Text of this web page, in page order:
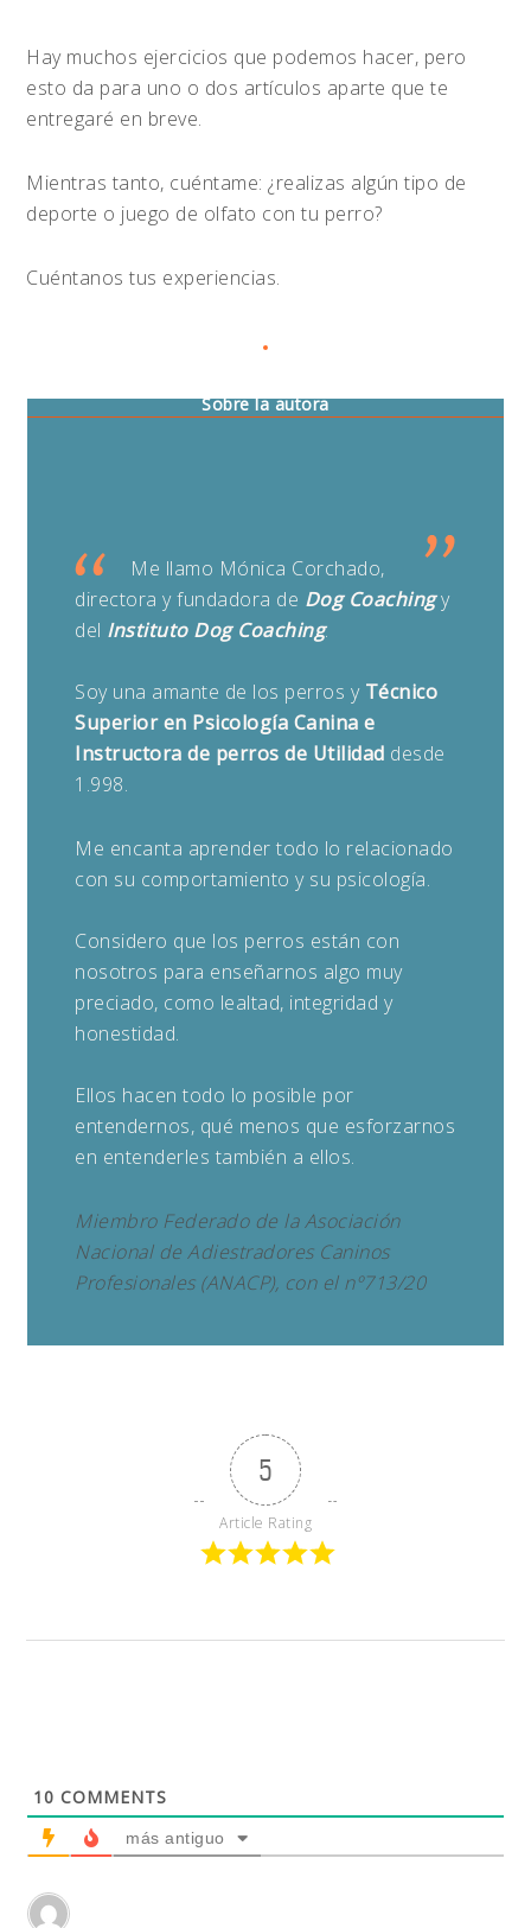
Hay muchos ejercicios que podemos hacer, pero
esto da para uno o dos artículos aparte que te
entregaré en breve.
Mientras tanto, cuéntame: ¿realizas algún tipo de
deporte o juego de olfato con tu perro?
Cuéntanos tus experiencias.
Sobre la autora
Me llamo Mónica Corchado,
directora y fundadora de Dog Coachingy
del Instituto Dog Coaching.
Soy una amante de los perros y Técnico
Superior en Psicología Canina e
Instructora de perros de Utilidad desde
1.998.
Me encanta aprender todo lo relacionado
con su comportamiento y su psicología.
Considero que los perros están con
nosotros para enseñarnos algo muy
preciado, como lealtad, integridad y
honestidad.
Ellos hacen todo lo posible por
entendernos, qué menos que esforzarnos
en entenderles también a ellos.
Miembro Federado de la Asociación
Nacional de Adiestradores Caninos
Profesionales (ANACP), con el nº713/20
5
Article Rating
10 COMMENTS
más antiguo